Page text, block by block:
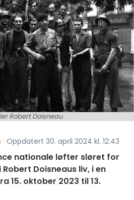
Robert Doisneau
· Oppdatert 30. april 2024 kl. 12:43
nationale løfter sløret for
Doisneaus liv, i en
15. oktober 2023 til 13.